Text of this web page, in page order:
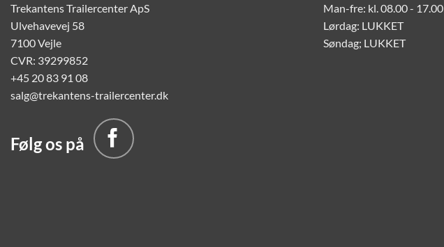
Trekantens Trailercenter ApS
Ulvehavevej 58
7100 Vejle
CVR: 39299852
+45 20 83 91 08
salg@trekantens-trailercenter.dk
Følg os på
Man-fre: kl. 08.00 - 17.00
Lørdag: LUKKET
Søndag; LUKKET